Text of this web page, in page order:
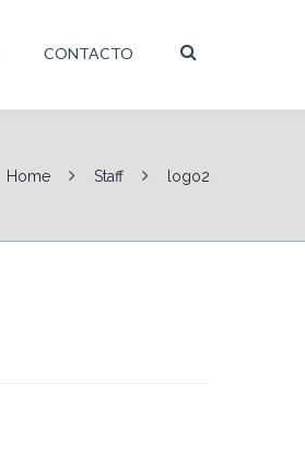
CONTACTO
Home Staff logo2